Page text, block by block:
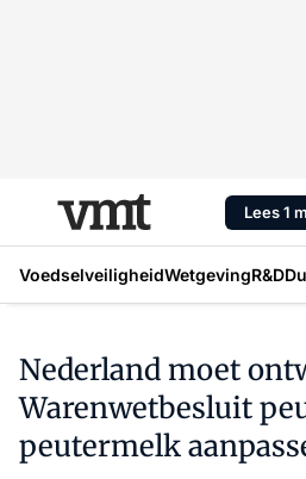
Lees 1
VoedselveiligheidWetgevingR&D
Nederland moet
Warenwetbesluit
peutermelk